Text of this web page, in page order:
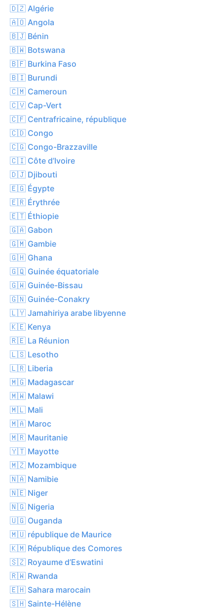
🇩🇿 Algérie
🇦🇴 Angola
🇧🇯 Bénin
🇧🇼 Botswana
🇧🇫 Burkina Faso
🇧🇮 Burundi
🇨🇲 Cameroun
🇨🇻 Cap-Vert
🇨🇫 Centrafricaine, république
🇨🇩 Congo
🇨🇬 Congo-Brazzaville
🇨🇮 Côte d’Ivoire
🇩🇯 Djibouti
🇪🇬 Égypte
🇪🇷 Érythrée
🇪🇹 Éthiopie
🇬🇦 Gabon
🇬🇲 Gambie
🇬🇭 Ghana
🇬🇶 Guinée équatoriale
🇬🇼 Guinée-Bissau
🇬🇳 Guinée-Conakry
🇱🇾 Jamahiriya arabe libyenne
🇰🇪 Kenya
🇷🇪 La Réunion
🇱🇸 Lesotho
🇱🇷 Liberia
🇲🇬 Madagascar
🇲🇼 Malawi
🇲🇱 Mali
🇲🇦 Maroc
🇲🇷 Mauritanie
🇾🇹 Mayotte
🇲🇿 Mozambique
🇳🇦 Namibie
🇳🇪 Niger
🇳🇬 Nigeria
🇺🇬 Ouganda
🇲🇺 république de Maurice
🇰🇲 République des Comores
🇸🇿 Royaume d’Eswatini
🇷🇼 Rwanda
🇪🇭 Sahara marocain
🇸🇭 Sainte-Hélène